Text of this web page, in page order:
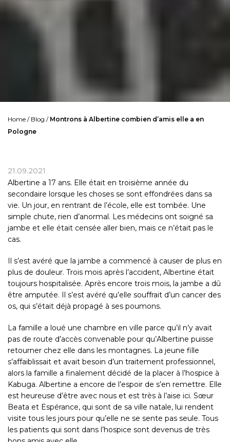
Home / Blog / Montrons à Albertine combien d’amis elle a en
Pologne
21.09.2021
Albertine a 17 ans. Elle était en troisième année du
secondaire lorsque les choses se sont effondrées dans sa
vie. Un jour, en rentrant de l’école, elle est tombée. Une
simple chute, rien d’anormal. Les médecins ont soigné sa
jambe et elle était censée aller bien, mais ce n’était pas le
cas.
Il s’est avéré que la jambe a commencé à causer de plus en
plus de douleur. Trois mois après l’accident, Albertine était
toujours hospitalisée. Après encore trois mois, la jambe a dû
être amputée. Il s’est avéré qu’elle souffrait d’un cancer des
os, qui s’était déjà propagé à ses poumons.
La famille a loué une chambre en ville parce qu’il n’y avait
pas de route d’accès convenable pour qu’Albertine puisse
retourner chez elle dans les montagnes. La jeune fille
s’affaiblissait et avait besoin d’un traitement professionnel,
alors la famille a finalement décidé de la placer à l’hospice à
Kabuga. Albertine a encore de l’espoir de s’en remettre. Elle
est heureuse d’être avec nous et est très à l’aise ici. Sœur
Beata et Espérance, qui sont de sa ville natale, lui rendent
visite tous les jours pour qu’elle ne se sente pas seule. Tous
les patients qui sont dans l’hospice sont devenus de très